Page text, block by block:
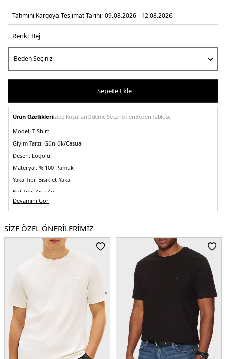
Tahmini Kargoya Teslimat Tarihi: 09.08.2026 - 12.08.2026
Renk: bej
Sepete Ekle
Ürün Özellikleriİade KoşullarıÖdeme SeçenekleriBeden Tablosu
Model: T Shirt
Giyim Tarzı: Günlük/Casual
Desen: Logolu
Materyal: % 100 Pamuk
Yaka Tipi: Bisiklet Yaka
Kol Tipi: Kısa Kol
Kumaş Tipi:Belirtilmemiş
Kalıp Bilgisi:Regular Fit
Yaş Grubu:Yetişkin
Türkiye
3DE1MW0MW42385ACJ.17
Devamını Gör
SİZE ÖZEL ÖNERİLERİMİZ